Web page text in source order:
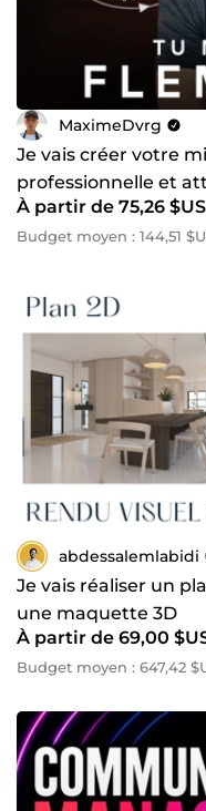
MaximeDvrg
Je vais créer votre
professionnelle et
À partir de 75,26 $US
Budget moyen : 144,51
abdessalemlabidi
Je vais réaliser un
une maquette 3D
À partir de 69,00
Budget moyen : 647,42